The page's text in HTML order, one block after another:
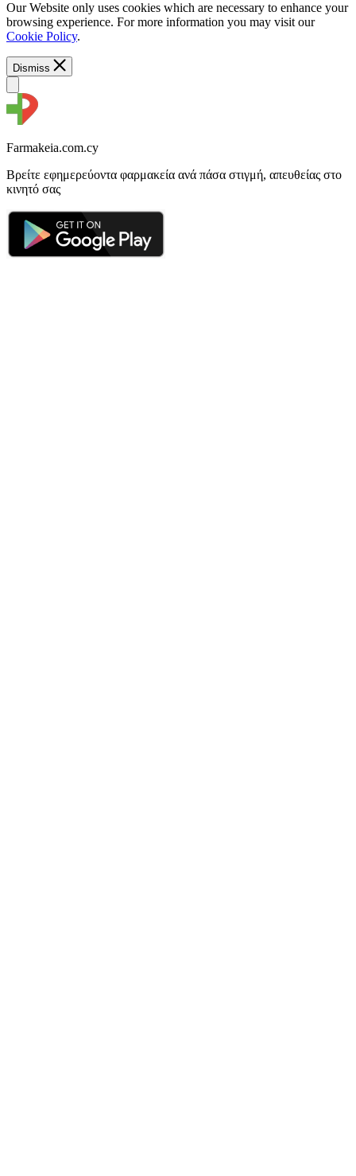
Our Website only uses cookies which are necessary to enhance your
browsing experience. For more information you may visit our
Cookie Policy.
Dismiss
Farmakeia.com.cy
Βρείτε εφημερεύοντα φαρμακεία ανά πάσα στιγμή, απευθείας στο
κινητό σας